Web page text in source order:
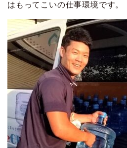
はもってこいの仕事環境です。